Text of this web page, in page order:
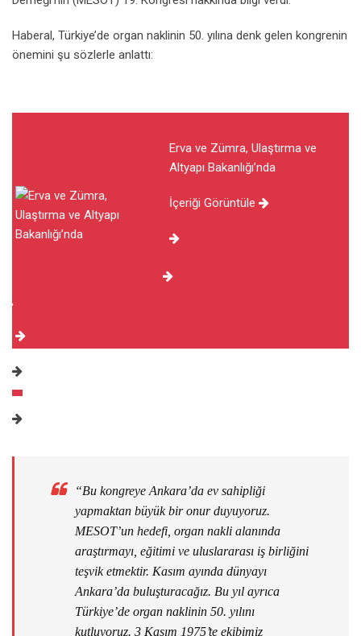
Haberal, Türkiye’de organ naklinin 50. yılına denk gelen kongrenin
önemini şu sözlerle anlattı:
Erva ve Zümra, Ulaştırma ve
Altyapı Bakanlığı’nda
İçeriği Görüntüle
“Bu kongreye Ankara’da ev sahipliği
yapmaktan büyük bir onur duyuyoruz.
MESOT’un hedefi, organ nakli alanında
araştırmayı, eğitimi ve uluslararası iş birliğini
teşvik etmektir. Kasım ayında dünyayı
Ankara’da buluşturacağız. Bu yıl ayrıca
Türkiye’de organ naklinin 50. yılını
kutluyoruz. 3 Kasım 1975’te ekibimiz